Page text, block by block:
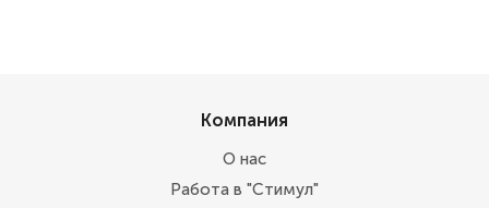
Компания
О нас
Работа в "Стимул"